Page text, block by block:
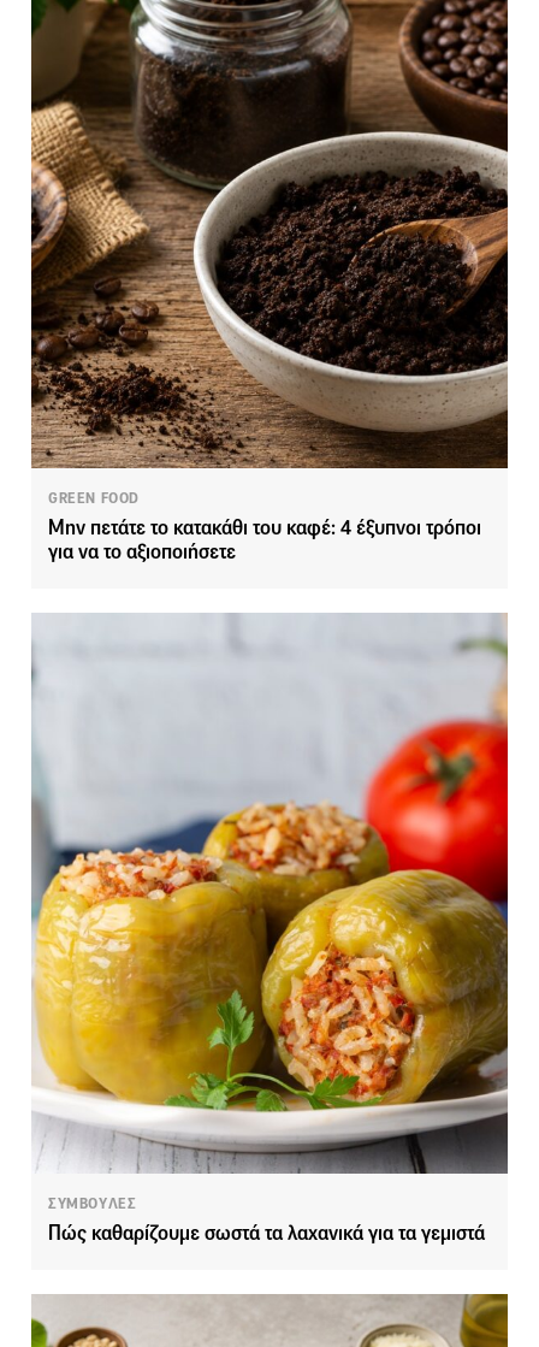
GREEN FOOD
Μην πετάτε το κατακάθι του καφέ: 4 έξυπνοι τρόποι
για να το αξιοποιήσετε
ΣΥΜΒΟΥΛΕΣ
Πώς καθαρίζουμε σωστά τα λαχανικά για τα γεμιστά